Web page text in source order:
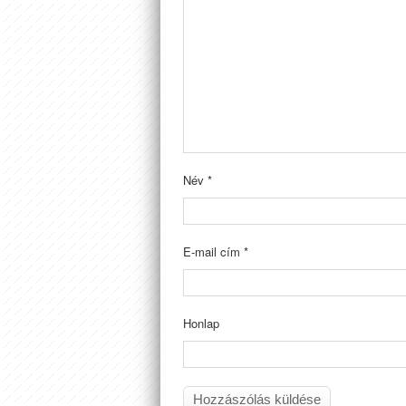
Név *
E-mail cím *
Honlap